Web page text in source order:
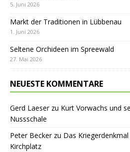
5. Juni 2026
Markt der Traditionen in Lübbenau
1. Juni 2026
Seltene Orchideen im Spreewald
27. Mai 2026
NEUESTE KOMMENTARE
Gerd Laeserzu Kurt Vorwachs und
Nussschale
Peter Beckerzu Das
Kirchplatz